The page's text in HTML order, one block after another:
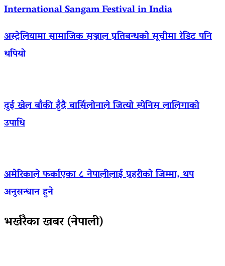
International Sangam Festival in India
अस्ट्रेलियामा सामाजिक सञ्जाल प्रतिबन्धको सूचीमा रेडिट पनि
थपियो
दुई खेल बाँकी हुँदै बार्सिलोनाले जित्यो स्पेनिस लालिगाको
उपाधि
अमेरिकाले फर्काएका ८ नेपालीलाई प्रहरीको जिम्मा, थप
अनुसन्धान हुने
भर्खरैका खबर (नेपाली)